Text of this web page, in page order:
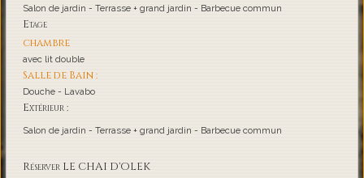
Salon de jardin - Terrasse + grand jardin - Barbecue commun
Etage
chambre
avec lit double
Salle de Bain :
Douche - Lavabo
Extérieur :
Salon de jardin - Terrasse + grand jardin - Barbecue commun
Réserver LE CHAI D'OLEK